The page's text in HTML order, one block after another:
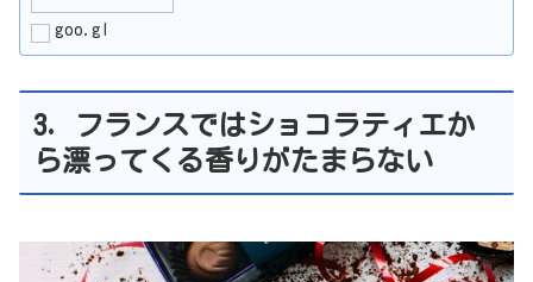
goo.gl
3. フランスではショコラティエか
ら漂ってくる香りがたまらない